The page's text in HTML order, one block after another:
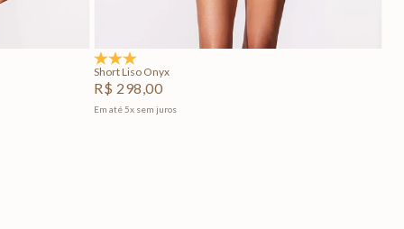
Adicionar na sacola
Short Liso Onyx
R$ 298,00
Em até 5x sem juros